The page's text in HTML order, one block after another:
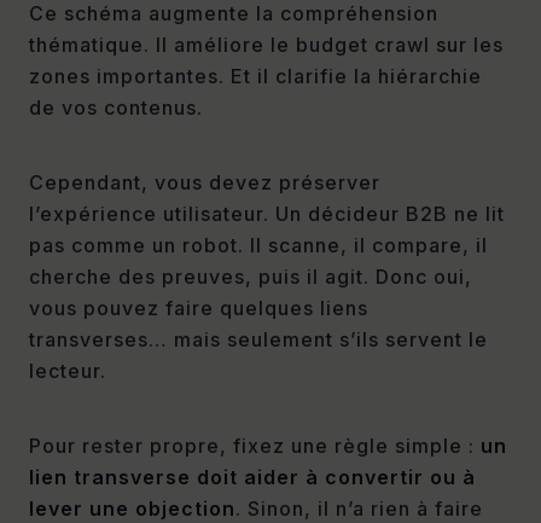
Ce schéma augmente la compréhension
thématique. Il améliore le budget crawl sur les
zones importantes. Et il clarifie la hiérarchie
de vos contenus.
Cependant, vous devez préserver
l’expérience utilisateur. Un décideur B2B ne lit
pas comme un robot. Il scanne, il compare, il
cherche des preuves, puis il agit. Donc oui,
vous pouvez faire quelques liens
transverses… mais seulement s’ils servent le
lecteur.
Pour rester propre, fixez une règle simple : un
lien transverse doit aider à convertir ou à
lever une objection. Sinon, il n’a rien à faire